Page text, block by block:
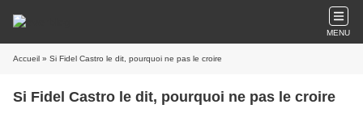
MENU
Accueil » Si Fidel Castro le dit, pourquoi ne pas le croire
Si Fidel Castro le dit, pourquoi ne pas le croire